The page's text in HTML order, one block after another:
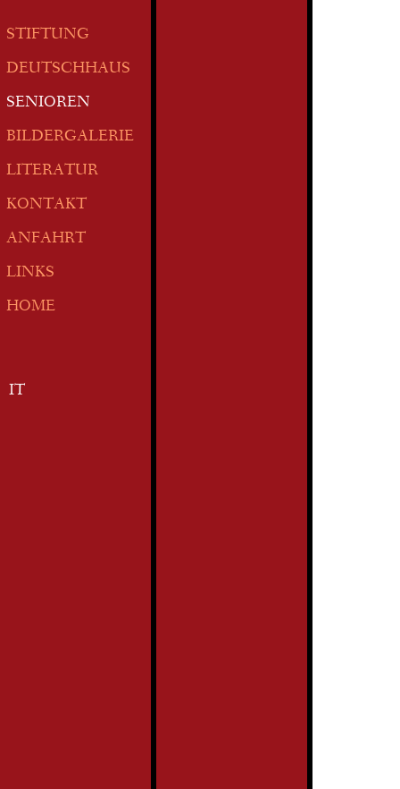
STIFTUNG
DEUTSCHHAUS
SENIOREN
BILDERGALERIE
LITERATUR
KONTAKT
ANFAHRT
LINKS
HOME
IT